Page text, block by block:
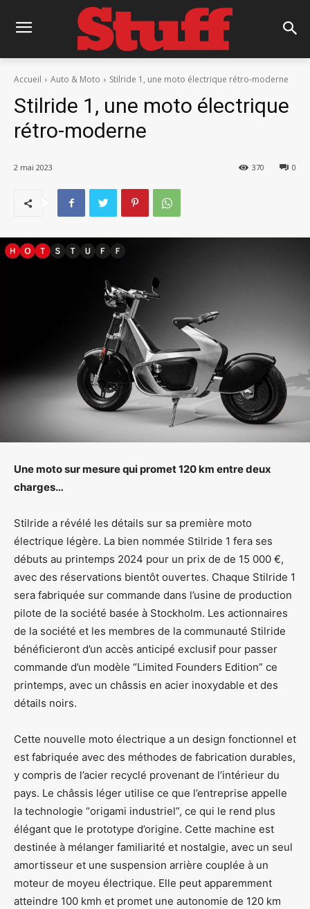
Accueil Auto & Moto Stilride 1, une moto électrique rétro-moderne
Stilride 1, une moto électrique
rétro-moderne
2 mai 2023 0
370
Une moto sur mesure qui promet 120 km entre deux
charges…
Stilride a révélé les détails sur sa première moto
électrique légère. La bien nommée Stilride 1 fera ses
débuts au printemps 2024 pour un prix de de 15 000 €,
avec des réservations bientôt ouvertes. Chaque Stilride 1
sera fabriquée sur commande dans l’usine de production
pilote de la société basée à Stockholm. Les actionnaires
de la société et les membres de la communauté Stilride
bénéficieront d’un accès anticipé exclusif pour passer
commande d’un modèle “Limited Founders Edition” ce
printemps, avec un châssis en acier inoxydable et des
détails noirs.
Cette nouvelle moto électrique a un design fonctionnel et
est fabriquée avec des méthodes de fabrication durables,
y compris de l’acier recyclé provenant de l’intérieur du
pays. Le châssis léger utilise ce que l’entreprise appelle
la technologie “origami industriel”, ce qui le rend plus
élégant que le prototype d’origine. Cette machine est
destinée à mélanger familiarité et nostalgie, avec un seul
amortisseur et une suspension arrière couplée à un
moteur de moyeu électrique. Elle peut apparemment
atteindre 100 kmh et promet une autonomie de 120 km